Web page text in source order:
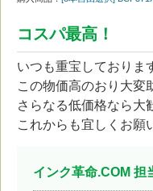
コスパ最高！
いつも重宝しておりま
この物価高のおり大変
さらなる低価格なら大
これからも宜しくお願
インク革命.COM 担